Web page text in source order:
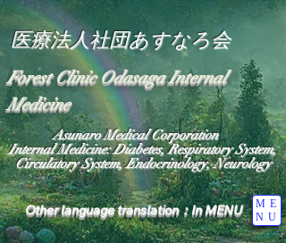
医療法人社団あすなろ会
Forest Clinic Odasaga Internal
Medicine
Other language translation：In MENU
ME
NU
Asunaro Medical Corporation
Internal Medicine: Diabetes, Respiratory System,
Circulatory System, Endocrinology, Neurology